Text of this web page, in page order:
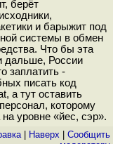
берёт
и барыжит под
системы в обмен
Что бы эта
дальше, России
заплатить -
писать код
а тут оставить
которому
уровне «йес, сэр».
| Наверх
Cообщить